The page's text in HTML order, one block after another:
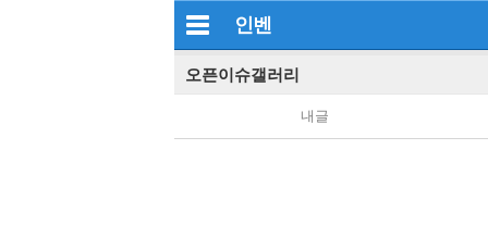
인벤
오픈이슈갤러리
내글